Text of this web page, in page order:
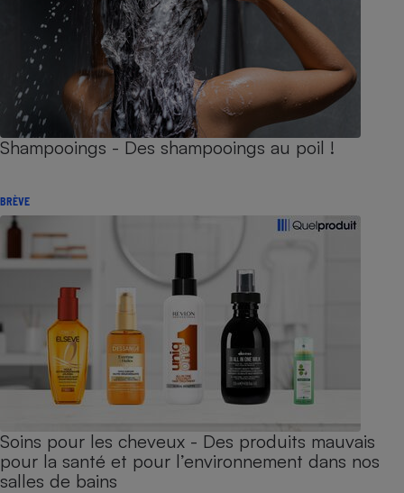
Shampooings - Des shampooings au poil !
BRÈVE
Soins pour les cheveux - Des produits mauvais
pour la santé et pour l’environnement dans nos
salles de bains